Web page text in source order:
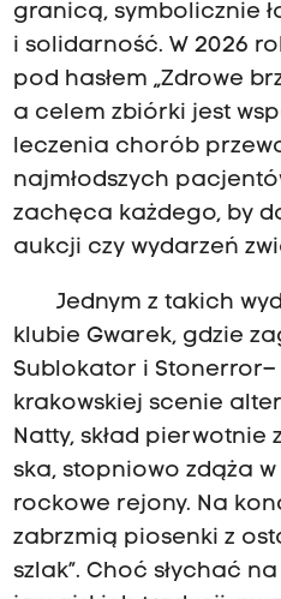
granicą, symbolicznie
i solidarność. W 2026
pod hasłem „Zdrowe
a celem zbiórki jest
leczenia chorób
najmłodszych
zachęca każdego, by
aukcji czy wydarzeń
Jednym z takich
klubie Gwarek, gdzie
Sublokator i Stonerror–
krakowskiej scenie
Natty, skład
ska, stopniowo zdąża
rockowe rejony. Na
zabrzmią piosenki z
szlak”. Choć słychać